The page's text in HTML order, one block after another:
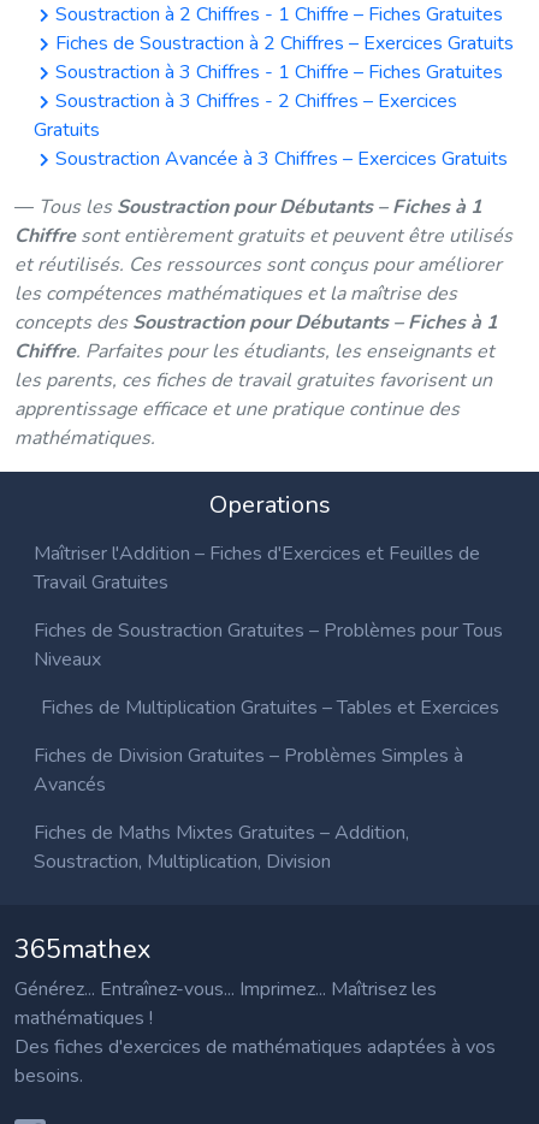
Soustraction à 2 Chiffres - 1 Chiffre – Fiches Gratuites
Fiches de Soustraction à 2 Chiffres – Exercices Gratuits
Soustraction à 3 Chiffres - 1 Chiffre – Fiches Gratuites
Soustraction à 3 Chiffres - 2 Chiffres – Exercices
Gratuits
Soustraction Avancée à 3 Chiffres – Exercices Gratuits
Tous lesSoustraction pour Débutants – Fiches à 1
Chiffresont entièrement gratuits et peuvent être utilisés
et réutilisés. Ces ressources sont conçus pour améliorer
les compétences mathématiques et la maîtrise des
concepts desSoustraction pour Débutants – Fiches à 1
Chiffre. Parfaites pour les étudiants, les enseignants et
les parents, ces fiches de travail gratuites favorisent un
apprentissage efficace et une pratique continue des
mathématiques.
Operations
Maîtriser l'Addition – Fiches d'Exercices et Feuilles de
Travail Gratuites
Fiches de Soustraction Gratuites – Problèmes pour Tous
Niveaux
Fiches de Multiplication Gratuites – Tables et Exercices
Fiches de Division Gratuites – Problèmes Simples à
Avancés
Fiches de Maths Mixtes Gratuites – Addition,
Soustraction, Multiplication, Division
365mathex
Générez... Entraînez-vous... Imprimez... Maîtrisez les
mathématiques !
Des fiches d'exercices de mathématiques adaptées à vos
besoins.